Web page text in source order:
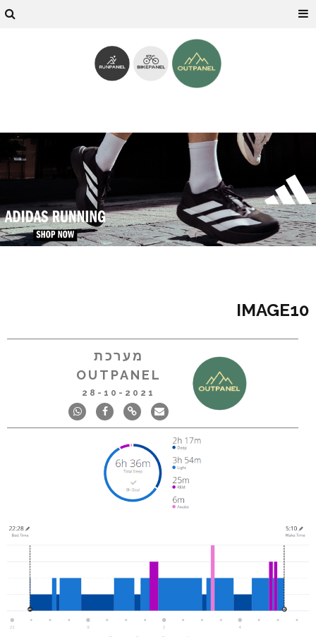
IMAGE10
מערכת
OUTPANEL
28-10-2021